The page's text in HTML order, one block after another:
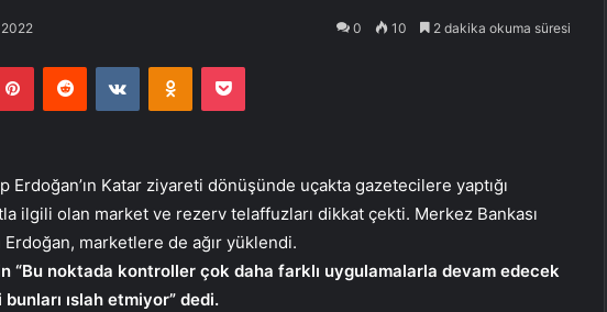
2022 0 10 2 dakika okuma süresi
PinterestReddit VKontakteOdnoklassniki
Pocket
Erdoğan’ın Katar ziyareti dönüşünde uçakta gazetecilere yaptığı
ilgili olan market ve rezerv telaffuzları dikkat çekti. Merkez Bankası
marketlere de ağır yüklendi.
“Bu noktada kontroller çok daha farklı uygulamalarla devam edecek
ıslah etmiyor” dedi.